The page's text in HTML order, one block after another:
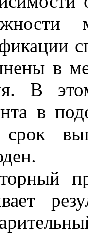
в
В
в